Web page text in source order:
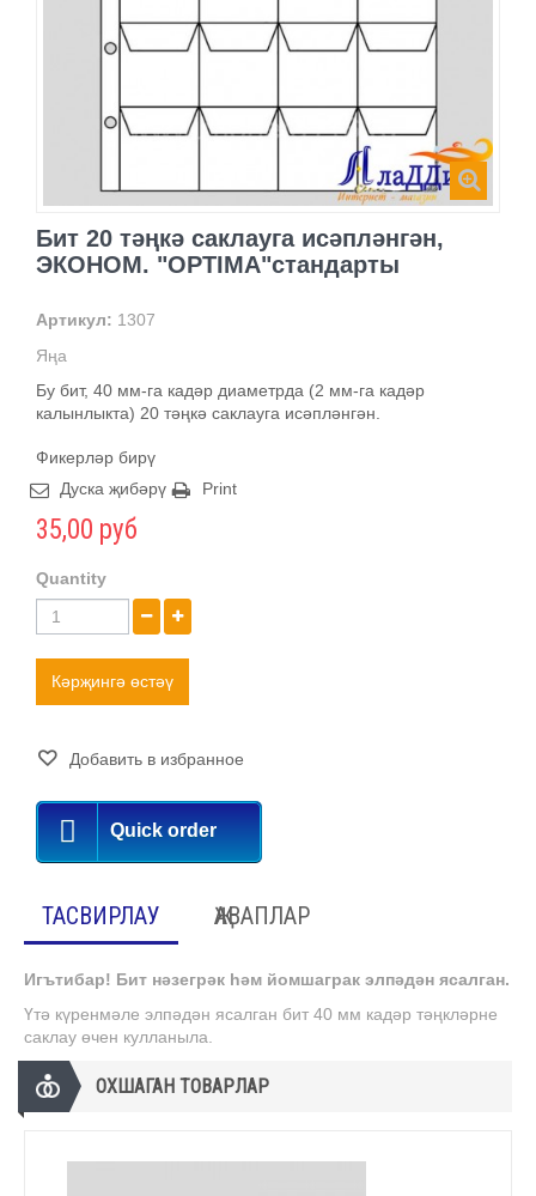
Бит 20 тәңкә саклауга исәпләнгән,
ЭКОНОМ. "OPTIMA"стандарты
Артикул: 1307
Яңа
Бу бит, 40 мм-га кадәр диаметрда (2 мм-га кадәр
калынлыкта) 20 тәңкә саклауга исәпләнгән.
Фикерләр бирү
Дуска җибәрү
Print
35,00 руб
Quantity
Кәрҗингә өстәү
Добавить в избранное
Quick order
ТАСВИРЛАУ ҖАВАПЛАР
Игътибар! Бит нәзегрәк һәм йомшаграк элпәдән ясалган.
Үтә күренмәле элпәдән ясалган бит 40 мм кадәр тәңкләрне
саклау өчен кулланыла.
ОХШАГАН ТОВАРЛАР